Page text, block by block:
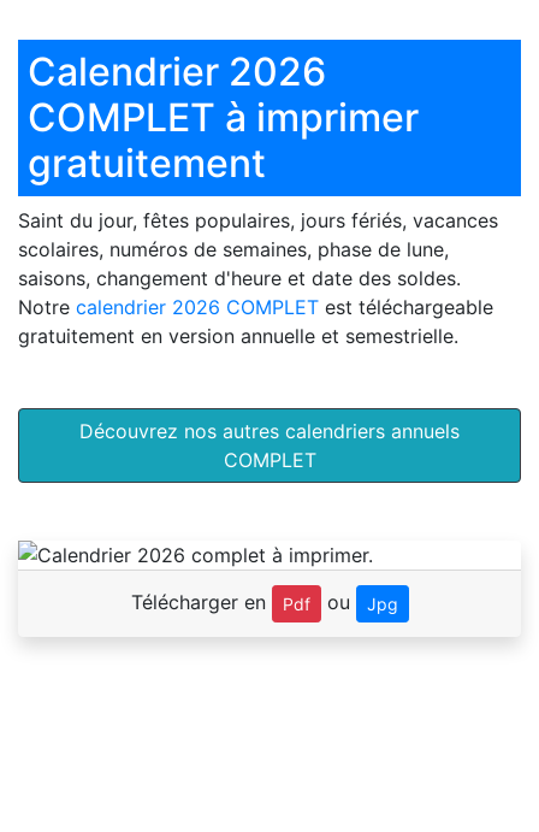
Calendrier 2026
COMPLET à imprimer
gratuitement
Saint du jour, fêtes populaires, jours fériés, vacances
scolaires, numéros de semaines, phase de lune,
saisons, changement d'heure et date des soldes.
Notre calendrier 2026 COMPLET est téléchargeable
gratuitement en version annuelle et semestrielle.
Découvrez nos autres calendriers annuels
COMPLET
Télécharger en Pdf ou Jpg